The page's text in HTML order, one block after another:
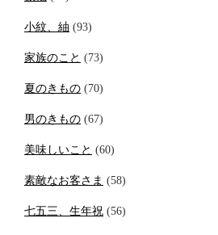
小紋、紬 (93)
家族のこと (73)
夏のきもの (70)
男のきもの (67)
美味しいこと (60)
素敵なお客さま (58)
七五三、生年祝 (56)